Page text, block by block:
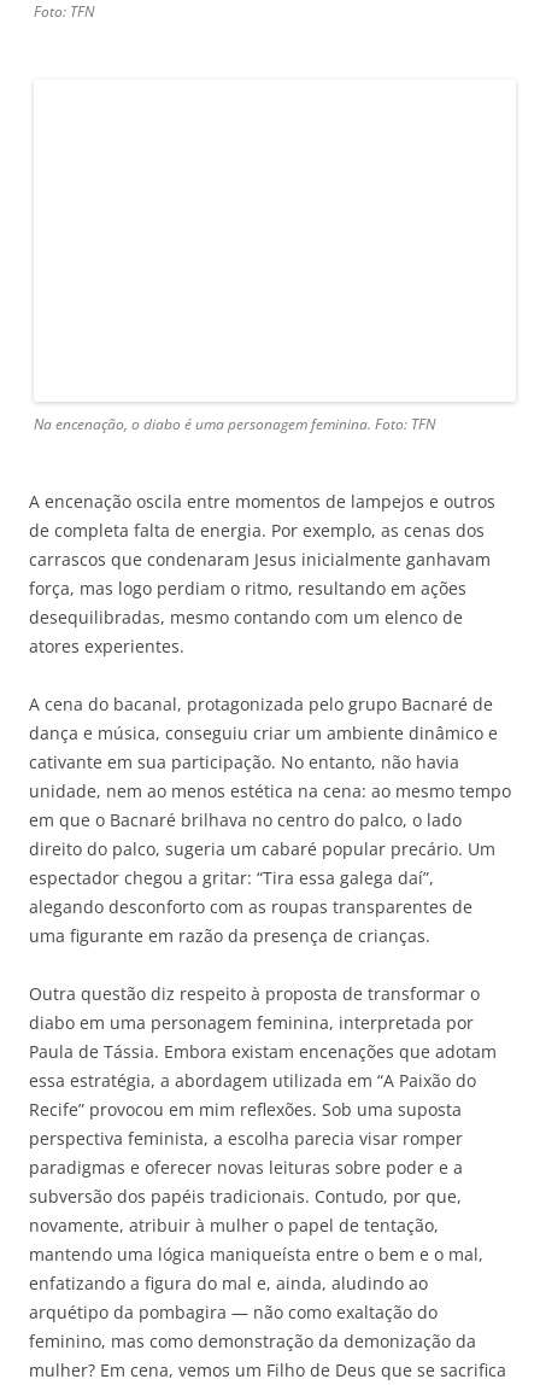
Foto: TFN
Na encenação, o diabo é uma personagem feminina. Foto: TFN
A encenação oscila entre momentos de lampejos e outros
de completa falta de energia. Por exemplo, as cenas dos
carrascos que condenaram Jesus inicialmente ganhavam
força, mas logo perdiam o ritmo, resultando em ações
desequilibradas, mesmo contando com um elenco de
atores experientes.
A cena do bacanal, protagonizada pelo grupo Bacnaré de
dança e música, conseguiu criar um ambiente dinâmico e
cativante em sua participação. No entanto, não havia
unidade, nem ao menos estética na cena: ao mesmo tempo
em que o Bacnaré brilhava no centro do palco, o lado
direito do palco, sugeria um cabaré popular precário. Um
espectador chegou a gritar: “Tira essa galega daí”,
alegando desconforto com as roupas transparentes de
uma figurante em razão da presença de crianças.
Outra questão diz respeito à proposta de transformar o
diabo em uma personagem feminina, interpretada por
Paula de Tássia. Embora existam encenações que adotam
essa estratégia, a abordagem utilizada em “A Paixão do
Recife” provocou em mim reflexões. Sob uma suposta
perspectiva feminista, a escolha parecia visar romper
paradigmas e oferecer novas leituras sobre poder e a
subversão dos papéis tradicionais. Contudo, por que,
novamente, atribuir à mulher o papel de tentação,
mantendo uma lógica maniqueísta entre o bem e o mal,
enfatizando a figura do mal e, ainda, aludindo ao
arquétipo da pombagira — não como exaltação do
feminino, mas como demonstração da demonização da
mulher? Em cena, vemos um Filho de Deus que se sacrifica